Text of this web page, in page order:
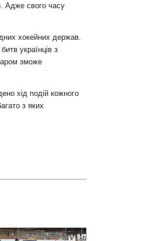
Адже свого часу
хокейних держав.
українців з
зможе
хід подій кожного
з яких